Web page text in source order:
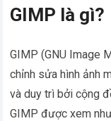
GIMP là gì?
GIMP (GNU Image
chỉnh sửa hình ảnh
và duy trì bởi cộng
GIMP được xem